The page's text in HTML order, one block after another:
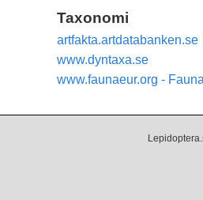
Taxonomi
artfakta.artdatabanken.se
www.dyntaxa.se
www.faunaeur.org -